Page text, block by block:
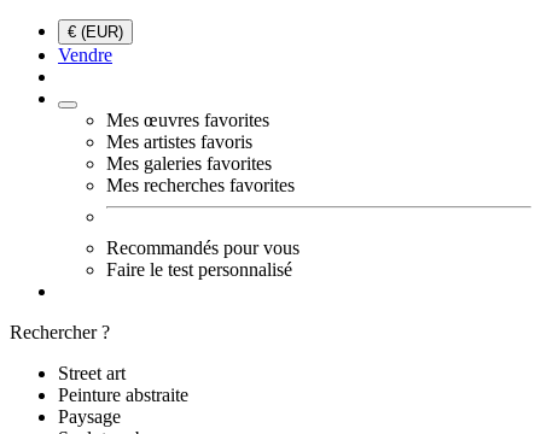
€ (EUR)
Vendre
Mes œuvres favorites
Mes artistes favoris
Mes galeries favorites
Mes recherches favorites
Recommandés pour vous
Faire le test personnalisé
Rechercher ?
Street art
Peinture abstraite
Paysage